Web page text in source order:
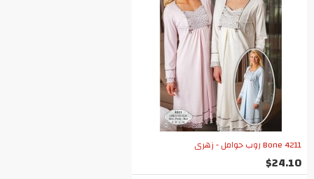
Bone 4211 روب حوامل - زهري
$24.10